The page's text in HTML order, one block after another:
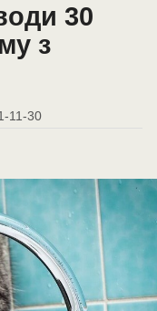
30
з
11-30